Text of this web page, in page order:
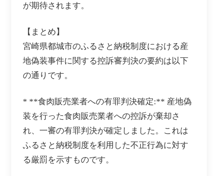
が期待されます。
【まとめ】
宮崎県都城市のふるさと納税制度における産
地偽装事件に関する控訴審判決の要約は以下
の通りです。
* **食肉販売業者への有罪判決確定:** 産地偽
装を行った食肉販売業者への控訴が棄却さ
れ、一審の有罪判決が確定しました。これは
ふるさと納税制度を利用した不正行為に対す
る厳罰を示すものです。